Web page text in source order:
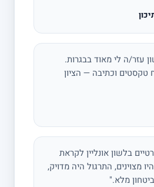
עזר/ה לי מאוד בבגרות.
טקסטים וכתיבה — הציון
בלשון אונליין לקראת
מצוינים, התרגול היה מדויק,
מלא."